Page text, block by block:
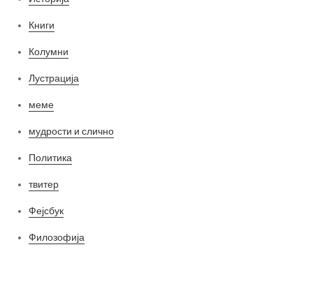
Книги
Колумни
Лустрација
меме
мудрости и слично
Политика
твитер
Фејсбук
Филозофија